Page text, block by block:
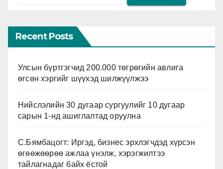
Recent Posts
Улсын бүртгэгчид 200.000 төгрөгийн авлига
өгсөн хэргийг шүүхэд шилжүүлжээ
Нийслэлийн 30 дугаар сургуулийг 10 дугаар
сарын 1-нд ашиглалтад оруулна
С.Бямбацогт: Иргэд, бизнес эрхлэгчдэд хүрсэн
өгөөжөөрөө ажлаа үнэлж, хэрэгжилтээ
тайлагнадаг байх ёстой